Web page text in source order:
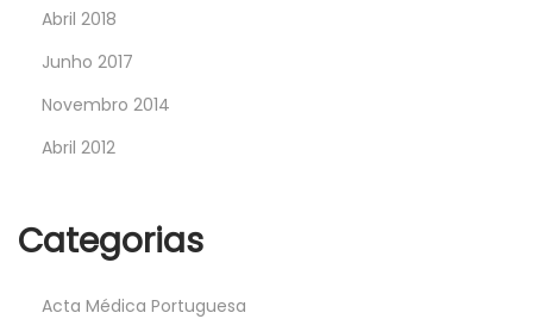
Abril 2018
Junho 2017
Novembro 2014
Abril 2012
Categorias
Acta Médica Portuguesa